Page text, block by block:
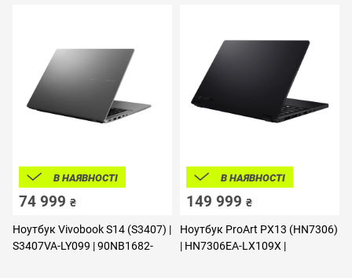
В НАЯВНОСТІ
74 999 ₴
Ноутбук Vivobook S14 (S3407) |
S3407VA-LY099 | 90NB1682-
В НАЯВНОСТІ
149 999 ₴
Ноутбук ProArt PX13 (HN7306)
| HN7306EA-LX109X |